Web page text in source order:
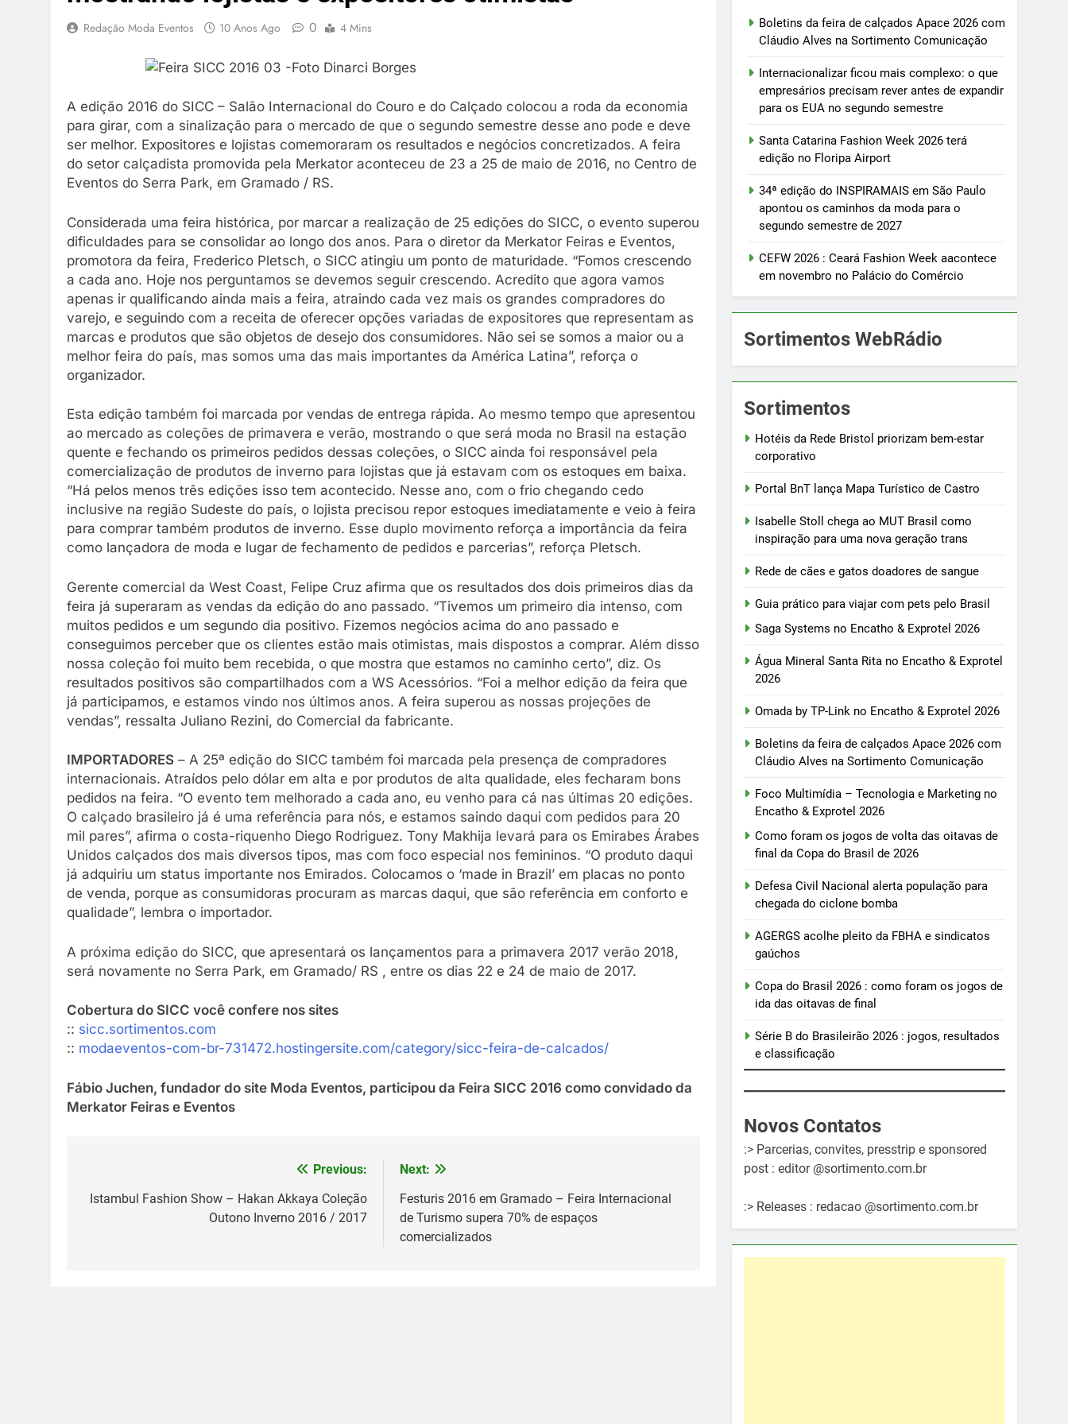
Redação Moda Eventos 10 Anos Ago 0 4 Mins
A edição 2016 do SICC – Salão Internacional do Couro e do Calçado colocou a roda da economia
para girar, com a sinalização para o mercado de que o segundo semestre desse ano pode e deve
ser melhor. Expositores e lojistas comemoraram os resultados e negócios concretizados. A feira
do setor calçadista promovida pela Merkator aconteceu de 23 a 25 de maio de 2016, no Centro de
Eventos do Serra Park, em Gramado / RS.
Considerada uma feira histórica, por marcar a realização de 25 edições do SICC, o evento superou
dificuldades para se consolidar ao longo dos anos. Para o diretor da Merkator Feiras e Eventos,
promotora da feira, Frederico Pletsch, o SICC atingiu um ponto de maturidade. “Fomos crescendo
a cada ano. Hoje nos perguntamos se devemos seguir crescendo. Acredito que agora vamos
apenas ir qualificando ainda mais a feira, atraindo cada vez mais os grandes compradores do
varejo, e seguindo com a receita de oferecer opções variadas de expositores que representam as
marcas e produtos que são objetos de desejo dos consumidores. Não sei se somos a maior ou a
melhor feira do país, mas somos uma das mais importantes da América Latina”, reforça o
organizador.
Esta edição também foi marcada por vendas de entrega rápida. Ao mesmo tempo que apresentou
ao mercado as coleções de primavera e verão, mostrando o que será moda no Brasil na estação
quente e fechando os primeiros pedidos dessas coleções, o SICC ainda foi responsável pela
comercialização de produtos de inverno para lojistas que já estavam com os estoques em baixa.
“Há pelos menos três edições isso tem acontecido. Nesse ano, com o frio chegando cedo
inclusive na região Sudeste do país, o lojista precisou repor estoques imediatamente e veio à feira
para comprar também produtos de inverno. Esse duplo movimento reforça a importância da feira
como lançadora de moda e lugar de fechamento de pedidos e parcerias”, reforça Pletsch.
Gerente comercial da West Coast, Felipe Cruz afirma que os resultados dos dois primeiros dias da
feira já superaram as vendas da edição do ano passado. “Tivemos um primeiro dia intenso, com
muitos pedidos e um segundo dia positivo. Fizemos negócios acima do ano passado e
conseguimos perceber que os clientes estão mais otimistas, mais dispostos a comprar. Além disso
nossa coleção foi muito bem recebida, o que mostra que estamos no caminho certo”, diz. Os
resultados positivos são compartilhados com a WS Acessórios. “Foi a melhor edição da feira que
já participamos, e estamos vindo nos últimos anos. A feira superou as nossas projeções de
vendas”, ressalta Juliano Rezini, do Comercial da fabricante.
IMPORTADORES – A 25ª edição do SICC também foi marcada pela presença de compradores
internacionais. Atraídos pelo dólar em alta e por produtos de alta qualidade, eles fecharam bons
pedidos na feira. “O evento tem melhorado a cada ano, eu venho para cá nas últimas 20 edições.
O calçado brasileiro já é uma referência para nós, e estamos saindo daqui com pedidos para 20
mil pares”, afirma o costa-riquenho Diego Rodriguez. Tony Makhija levará para os Emirabes Árabes
Unidos calçados dos mais diversos tipos, mas com foco especial nos femininos. “O produto daqui
já adquiriu um status importante nos Emirados. Colocamos o ‘made in Brazil’ em placas no ponto
de venda, porque as consumidoras procuram as marcas daqui, que são referência em conforto e
qualidade”, lembra o importador.
A próxima edição do SICC, que apresentará os lançamentos para a primavera 2017 verão 2018,
será novamente no Serra Park, em Gramado/ RS , entre os dias 22 e 24 de maio de 2017.
Cobertura do SICC você confere nos sites
:: sicc.sortimentos.com
:: modaeventos-com-br-731472.hostingersite.com/category/sicc-feira-de-calcados/
Fábio Juchen, fundador do site Moda Eventos, participou da Feira SICC 2016 como convidado da
Merkator Feiras e Eventos
de
Previous:
Istambul Fashion Show – Hakan Akkaya Coleção
Outono Inverno 2016 / 2017
Next:
Festuris 2016 em Gramado – Feira Internacional
de Turismo supera 70% de espaços
comercializados
Boletins da feira de calçados Apace 2026 com
Cláudio Alves na Sortimento Comunicação
Internacionalizar ficou mais complexo: o que
empresários precisam rever antes de expandir
para os EUA no segundo semestre
Santa Catarina Fashion Week 2026 terá
edição no Floripa Airport
34ª edição do INSPIRAMAIS em São Paulo
apontou os caminhos da moda para o
segundo semestre de 2027
CEFW 2026 : Ceará Fashion Week aacontece
em novembro no Palácio do Comércio
Sortimentos WebRádio
Sortimentos
Hotéis da Rede Bristol priorizam bem-estar
corporativo
Portal BnT lança Mapa Turístico de Castro
Isabelle Stoll chega ao MUT Brasil como
inspiração para uma nova geração trans
Rede de cães e gatos doadores de sangue
Guia prático para viajar com pets pelo Brasil
Saga Systems no Encatho & Exprotel 2026
Água Mineral Santa Rita no Encatho & Exprotel
2026
Omada by TP-Link no Encatho & Exprotel 2026
Boletins da feira de calçados Apace 2026 com
Cláudio Alves na Sortimento Comunicação
Foco Multimídia – Tecnologia e Marketing no
Encatho & Exprotel 2026
Como foram os jogos de volta das oitavas de
final da Copa do Brasil de 2026
Defesa Civil Nacional alerta população para
chegada do ciclone bomba
AGERGS acolhe pleito da FBHA e sindicatos
gaúchos
Copa do Brasil 2026 : como foram os jogos de
ida das oitavas de final
Série B do Brasileirão 2026 : jogos, resultados
e classificação
Novos Contatos
:> Parcerias, convites, presstrip e sponsored
post : editor @sortimento.com.br
:> Releases : redacao @sortimento.com.br